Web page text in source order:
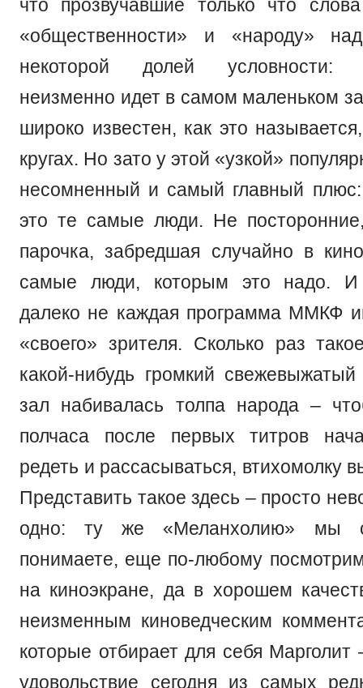
что прозвучавшие только что
«общественности» и «народу»
некоторой долей условности:
неизменно идет в самом маленьком
широко известен, как это
кругах. Но зато у этой «узкой»
несомненный и самый главный
это те самые люди. Не
парочка, забредшая случайно в
самые люди, которым это надо. И
далеко не каждая программа ММКФ
«своего» зрителя. Сколько раз
какой-нибудь громкий
зал набивалась толпа народа –
полчаса после первых титров
редеть и рассасываться, втихомолку
Представить такое здесь – просто
одно: ту же «Меланхолию» мы
понимаете, еще по-любому
на киноэкране, да в хорошем
неизменным киноведческим
которые отбирает для себя Марголит
удовольствие сегодня из самых